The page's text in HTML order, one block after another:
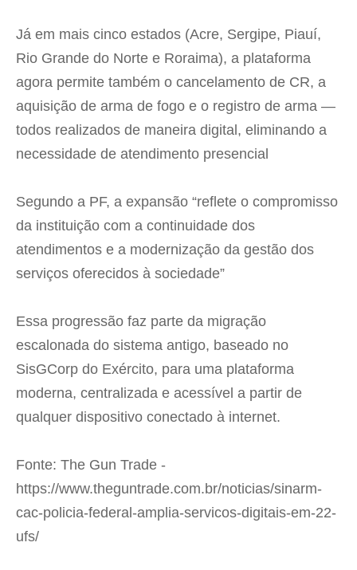
Já em mais cinco estados (Acre, Sergipe, Piauí,
Rio Grande do Norte e Roraima), a plataforma
agora permite também o cancelamento de CR, a
aquisição de arma de fogo e o registro de arma —
todos realizados de maneira digital, eliminando a
necessidade de atendimento presencial
Segundo a PF, a expansão “reflete o compromisso
da instituição com a continuidade dos
atendimentos e a modernização da gestão dos
serviços oferecidos à sociedade”
Essa progressão faz parte da migração
escalonada do sistema antigo, baseado no
SisGCorp do Exército, para uma plataforma
moderna, centralizada e acessível a partir de
qualquer dispositivo conectado à internet.
Fonte: The Gun Trade -
https://www.theguntrade.com.br/noticias/sinarm-
cac-policia-federal-amplia-servicos-digitais-em-22-
ufs/